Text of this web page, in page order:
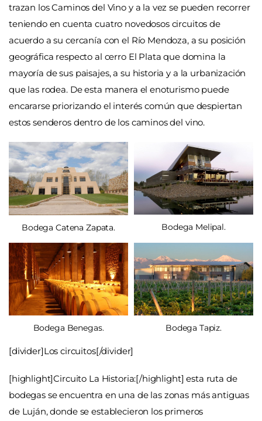
trazan los Caminos del Vino y a la vez se pueden recorrer
teniendo en cuenta cuatro novedosos circuitos de
acuerdo a su cercanía con el Río Mendoza, a su posición
geográfica respecto al cerro El Plata que domina la
mayoría de sus paisajes, a su historia y a la urbanización
que las rodea. De esta manera el enoturismo puede
encararse priorizando el interés común que despiertan
estos senderos dentro de los caminos del vino.
Bodega Catena Zapata. Bodega Melipal.
Bodega Benegas. Bodega Tapiz.
[divider]Los circuitos[/divider]
[highlight]Circuito La Historia:[/highlight] esta ruta de
bodegas se encuentra en una de las zonas más antiguas
de Luján, donde se establecieron los primeros